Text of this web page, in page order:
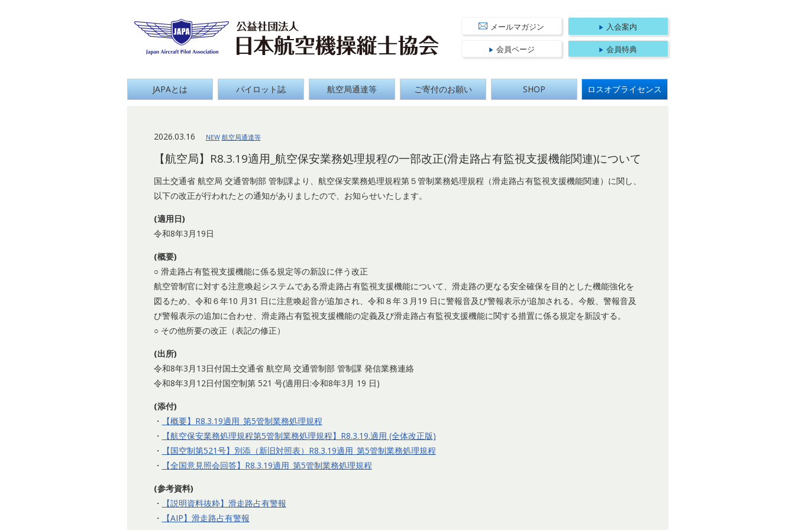
Japan Aircraft Pilot Association 公益社団法人 日本航空機操縦士協会
メールマガジン
会員ページ
入会案内
会員特典
JAPAとは パイロット誌 航空局通達等 ご寄付のお願い SHOP ロスオブライセンス
2026.03.16 NEW 航空局通達等
【航空局】R8.3.19適用_航空保安業務処理規程の一部改正(滑走路占有監視支援機能関連)について
国土交通省 航空局 交通管制部 管制課より、航空保安業務処理規程第５管制業務処理規程（滑走路占有監視支援機能関連）に関し、
以下の改正が行われたとの通知がありましたので、お知らせいたします。
(適用日)
令和8年3月19日
(概要)
○ 滑走路占有監視支援機能に係る規定等の新設に伴う改正
航空管制官に対する注意喚起システムである滑走路占有監視支援機能について、滑走路の更なる安全確保を目的とした機能強化を
図るため、令和６年10 月31 日に注意喚起音が追加され、令和８年３月19 日に警報音及び警報表示が追加される。今般、警報音及
び警報表示の追加に合わせ、滑走路占有監視支援機能の定義及び滑走路占有監視支援機能に関する措置に係る規定を新設する。
○ その他所要の改正（表記の修正）
(出所)
令和8年3月13日付国土交通省 航空局 交通管制部 管制課 発信業務連絡
令和8年3月12日付国空制第 521 号(適用日:令和8年3月 19 日)
(添付)
・
【概要】R8.3.19適用_第5管制業務処理規程
・
【航空保安業務処理規程第5管制業務処理規程】R8.3.19.適用 (全体改正版)
・
【国空制第521号】別添（新旧対照表）R8.3.19適用_第5管制業務処理規程
・
【全国意見照会回答】R8.3.19適用_第5管制業務処理規程
(参考資料)
・
【説明資料抜粋】滑走路占有警報
・
【AIP】滑走路占有警報